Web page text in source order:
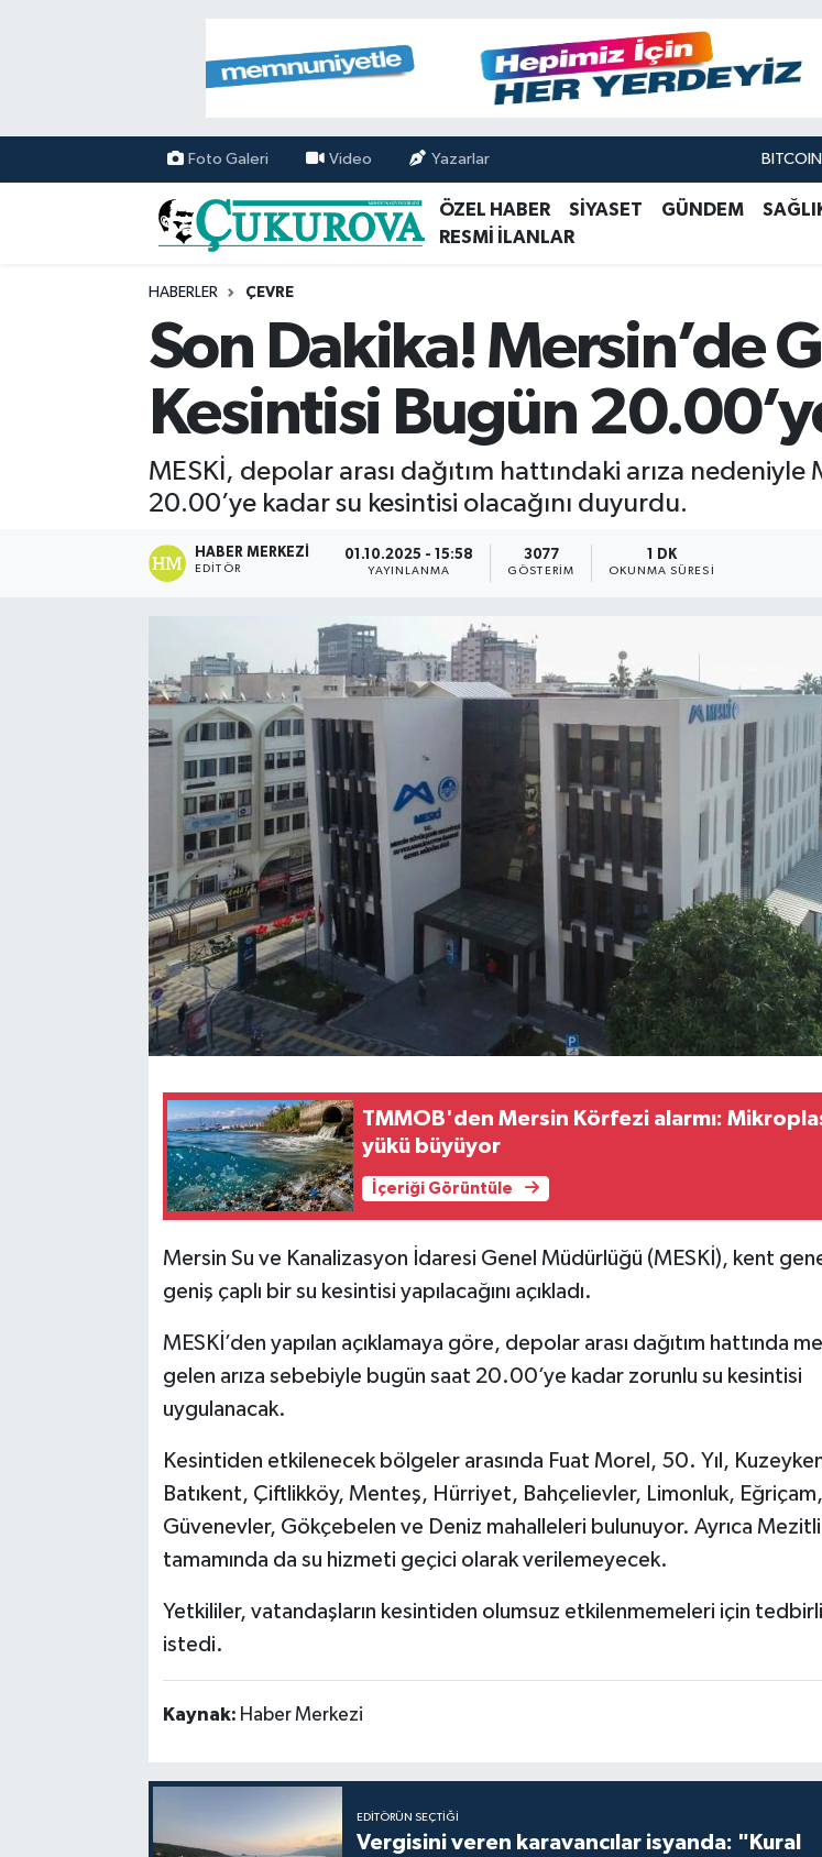
Foto Galeri Video Yazarlar
ÖZEL HABER SİYASET GÜNDEM
RESMİ İLANLAR
HABERLER ÇEVRE
Son Dakika! Mersin’de
Kesintisi Bugün
MESKİ, depolar arası dağıtım hattındaki arıza
20.00’ye kadar su kesintisi olacağını duyurdu.
HABER MERKEZI
EDITÖR
01.10.2025 - 15:58
YAYINLANMA
3077
GÖSTERIM
1 DK
OKUNMA SÜRESI
TMMOB'den Mersin Körfezi alarmı:
yükü büyüyor
İçeriği Görüntüle
Mersin Su ve Kanalizasyon İdaresi Genel Müdürlüğü (MESKİ), kent
geniş çaplı bir su kesintisi yapılacağını açıkladı.
MESKİ’den yapılan açıklamaya göre, depolar arası dağıtım hattında
gelen arıza sebebiyle bugün saat 20.00’ye kadar zorunlu su kesintisi
uygulanacak.
Kesintiden etkilenecek bölgeler arasında Fuat Morel, 50. Yıl,
Batıkent, Çiftlikköy, Menteş, Hürriyet, Bahçelievler, Limonluk,
Güvenevler, Gökçebelen ve Deniz mahalleleri bulunuyor. Ayrıca
tamamında da su hizmeti geçici olarak verilemeyecek.
Yetkililer, vatandaşların kesintiden olumsuz etkilenmemeleri için tedbirli
istedi.
Kaynak: Haber Merkezi
EDITÖRÜN SEÇTIĞI
Vergisini veren karavancılar isyanda: "Kural
Mersin Nöbetçi Eczaneler
Mersin Hava Durumu
Mersin Namaz Vakitleri
Mersin Trafik Yoğunluk Haritası
Tüm Manşetler
Son Dakika Haberleri
Haber Arşivi